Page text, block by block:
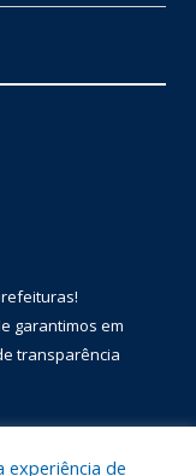
!
garantimos em
transparência
experiência de